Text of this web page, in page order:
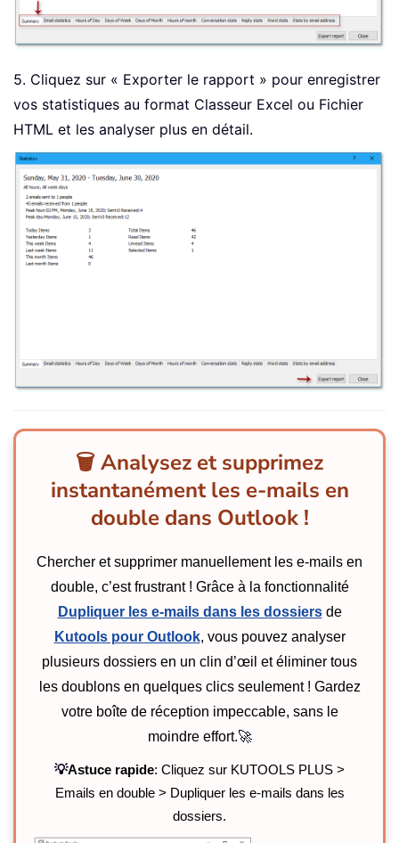
5. Cliquez sur « Exporter le rapport » pour enregistrer
vos statistiques au format Classeur Excel ou Fichier
HTML et les analyser plus en détail.
🗑️ Analysez et supprimez
instantanément les e-mails en
double dans Outlook !
Chercher et supprimer manuellement les e-mails en
double, c’est frustrant ! Grâce à la fonctionnalité
Dupliquer les e-mails dans les dossiersde
Kutools pour Outlook, vous pouvez analyser
plusieurs dossiers en un clin d’œil et éliminer tous
les doublons en quelques clics seulement ! Gardez
votre boîte de réception impeccable, sans le
moindre effort.🚀
💡Astuce rapide: Cliquez sur KUTOOLS PLUS >
Emails en double > Dupliquer les e-mails dans les
dossiers.